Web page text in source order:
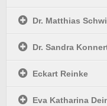
Dr. Matthias
Dr. Sandra
Eckart Reinke
Eva Katharina